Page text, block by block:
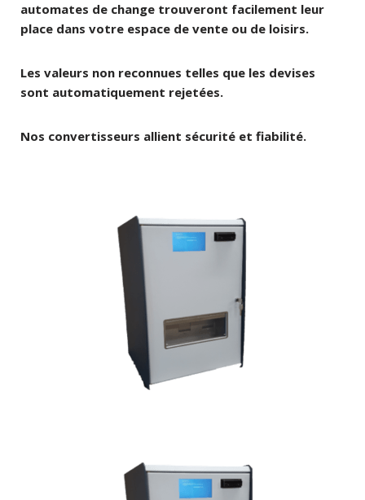
automates de change trouveront facilement leur
place dans votre espace de vente ou de loisirs.
Les valeurs non reconnues telles que les devises
sont automatiquement rejetées.
Nos convertisseurs allient sécurité et fiabilité.